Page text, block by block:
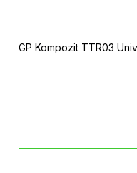
GP Kompozit TTR03